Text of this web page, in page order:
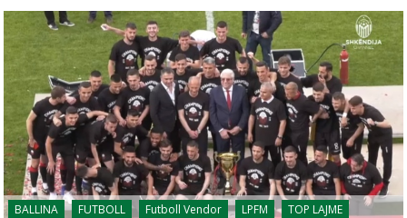
BALLINA FUTBOLL Futboll Vendor LPFM TOP LAJME